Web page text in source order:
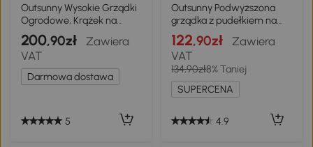
Outsunny Wysokie Grządki
Ogrodowe, Krążek na
Zioła, Odporny na Warunki
Pogodowe, Otwarte Dno,
100 x 60 x 30 cm,
Ciemnoszary
200,90zł
Zawiera
VAT
Darmowa dostawa
5
Outsunny Podwyższona
grządka z pudełkiem na
rośliny, odporna na warunki
atmosferyczne, otwarta
podłoga, ocynkowana stal,
120 cm x 60 cm x 30,5 cm,
Szary
122,90zł
Zawiera
VAT
134,90zł8% Taniej
SUPERCENA
4.9